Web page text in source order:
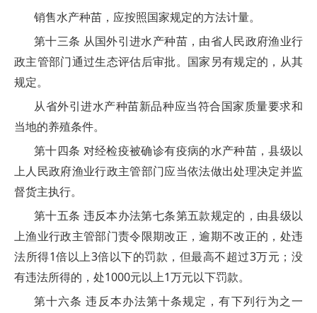
销售水产种苗，应按照国家规定的方法计量。
第十三条 从国外引进水产种苗，由省人民政府渔业行
政主管部门通过生态评估后审批。国家另有规定的，从其
规定。
从省外引进水产种苗新品种应当符合国家质量要求和
当地的养殖条件。
第十四条 对经检疫被确诊有疫病的水产种苗，县级以
上人民政府渔业行政主管部门应当依法做出处理决定并监
督货主执行。
第十五条 违反本办法第七条第五款规定的，由县级以
上渔业行政主管部门责令限期改正，逾期不改正的，处违
法所得1倍以上3倍以下的罚款，但最高不超过3万元；没
有违法所得的，处1000元以上1万元以下罚款。
第十六条 违反本办法第十条规定，有下列行为之一